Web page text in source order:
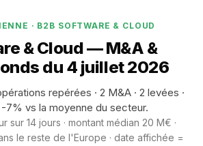
· B2B SOFTWARE & CLOUD
& Cloud — M&A &
du 4 juillet 2026
repérées · 2 M&A · 2 levées ·
-7% vs la moyenne du secteur.
sur 14 jours · montant médian 20 M€ ·
le reste de l'Europe · date affichée =